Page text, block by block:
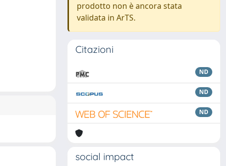
prodotto non è ancora stata
validata in ArTS.
Citazioni
ND
ND
ND
social impact